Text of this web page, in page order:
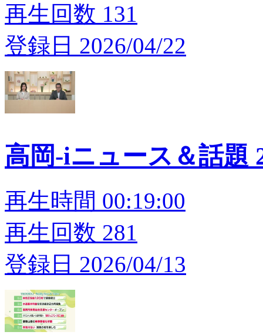
再生回数 131
登録日 2026/04/22
高岡-iニュース＆話題
再生時間 00:19:00
再生回数 281
登録日 2026/04/13